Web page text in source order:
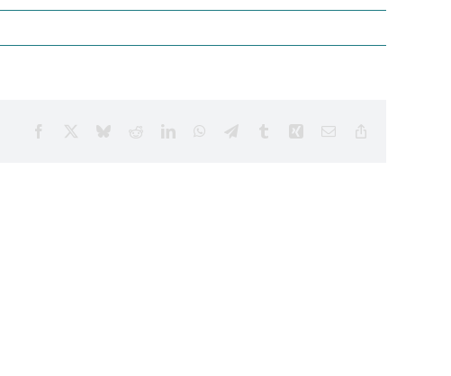
Facebook BlueskyRedditLinkedInWhatsApp
TelegramTumblr Xing Email